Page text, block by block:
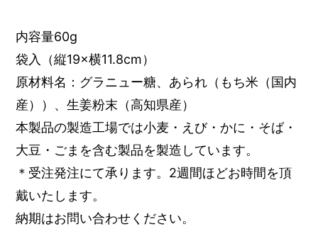
内容量60g
袋入（縦19×横11.8cm）
原材料名：グラニュー糖、あられ（もち米（国内
産））、生姜粉末（高知県産）
本製品の製造工場では小麦・えび・かに・そば・
大豆・ごまを含む製品を製造しています。
＊受注発注にて承ります。2週間ほどお時間を頂
戴いたします。
納期はお問い合わせください。